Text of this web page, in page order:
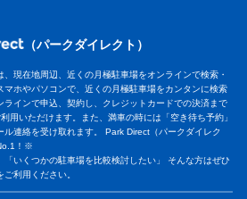
（パークダイレクト）
現在地周辺、近くの月極駐車場をオンラインで検索・
ホやパソコンで、近くの月極駐車場をカンタンに検索
インで申込、契約し、クレジットカードでの決済まで
用いただけます。また、満車の時には「空き待ち予約」
ル連絡を受け取れます。 Park Direct（パークダイレク
！※
「いくつかの駐車場を比較検討したい」 そんな方はぜひ
利用ください。